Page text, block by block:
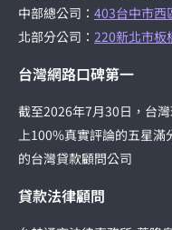
中部總公司： 403台中市西
北部分公司： 220新北市板
台灣網路口碑第一
截至2026年7月30日，台
上100%真實評論的五星滿
的台灣貸款顧問公司
貸款法律顧問